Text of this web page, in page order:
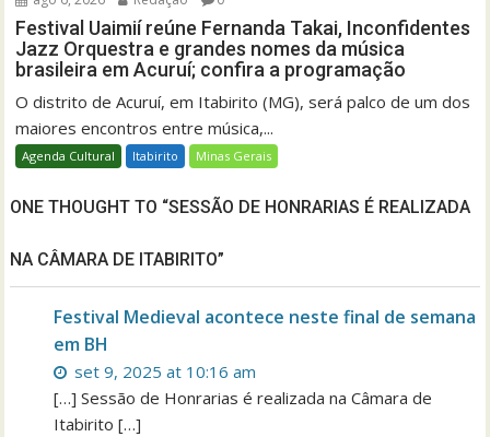
Festival Uaimií reúne Fernanda Takai, Inconfidentes
Jazz Orquestra e grandes nomes da música
brasileira em Acuruí; confira a programação
O distrito de Acuruí, em Itabirito (MG), será palco de um dos
maiores encontros entre música,...
Agenda Cultural Itabirito Minas Gerais
ONE THOUGHT TO “SESSÃO DE HONRARIAS É REALIZADA
NA CÂMARA DE ITABIRITO”
Festival Medieval acontece neste final de semana
em BH
set 9, 2025 at 10:16 am
[…] Sessão de Honrarias é realizada na Câmara de
Itabirito […]